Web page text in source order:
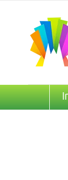
contenido